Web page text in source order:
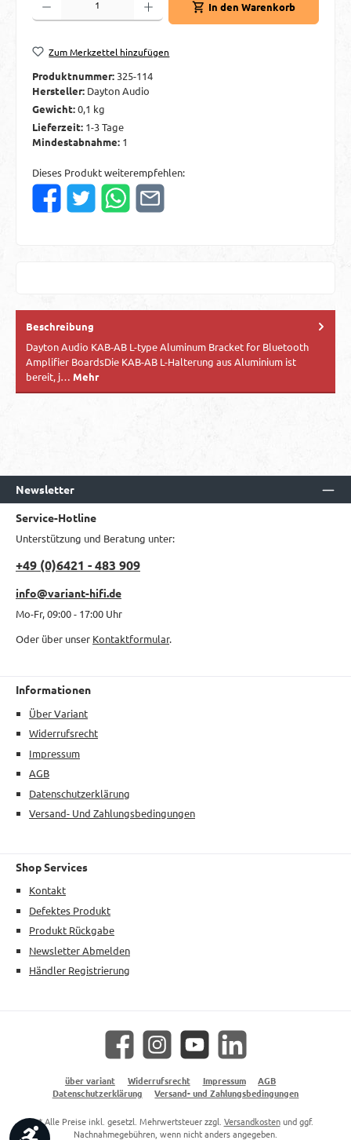
In den Warenkorb
Zum Merkzettel hinzufügen
Produktnummer:325-114
Hersteller: Dayton Audio
Gewicht:0,1 kg
Lieferzeit: 1-3 Tage
Mindestabnahme: 1
Dieses Produkt weiterempfehlen:
Beschreibung
Dayton Audio KAB-AB L-type Aluminum Bracket for Bluetooth
Amplifier BoardsDie KAB-AB L-Halterung aus Aluminium ist
bereit, j… Mehr
Newsletter
Service-Hotline
Unterstützung und Beratung unter:
+49 (0)6421 - 483 909
info@variant-hifi.de
Mo-Fr, 09:00 - 17:00 Uhr
Oder über unser Kontaktformular.
Informationen
Über Variant
Widerrufsrecht
Impressum
AGB
Datenschutzerklärung
Versand- Und Zahlungsbedingungen
Shop Services
Kontakt
Defektes Produkt
Produkt Rückgabe
Newsletter Abmelden
Händler Registrierung
Facebook Instagram YouTube LinkedIn
über variant Widerrufsrecht Impressum
AGB
Datenschutzerklärung
Versand- und Zahlungsbedingungen
* Alle Preise inkl. gesetzl. Mehrwertsteuer zzgl. Versandkostenund ggf.
Nachnahmegebühren, wenn nicht anders angegeben.
Werkzeugleiste anzeigen